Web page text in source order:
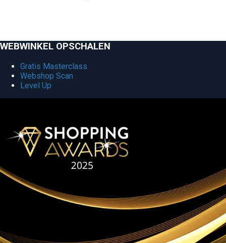
WEBWINKEL OPSCHALEN
Gratis Masterclass
Webshop Scan
Level Up